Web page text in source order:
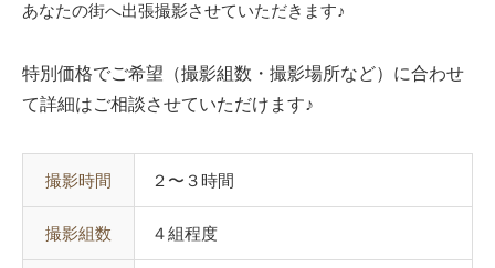
あなたの街へ出張撮影させていただきます♪
特別価格でご希望（撮影組数・撮影場所など）に合わせ
て詳細はご相談させていただけます♪
撮影時間 ２〜３時間
撮影組数 ４組程度